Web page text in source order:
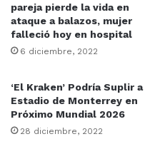
pareja pierde la vida en
ataque a balazos, mujer
falleció hoy en hospital
6 diciembre, 2022
‘El Kraken’ Podría Suplir a
Estadio de Monterrey en
Próximo Mundial 2026
28 diciembre, 2022